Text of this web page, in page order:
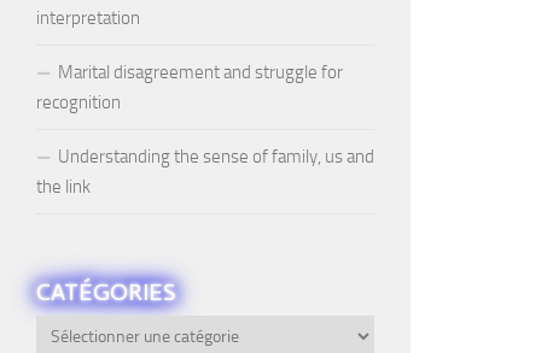
interpretation
Marital disagreement and struggle for
recognition
Understanding the sense of family, us and
the link
CATÉGORIES
Catégories